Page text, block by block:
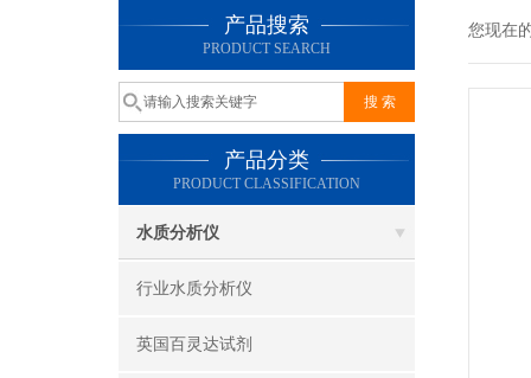
产品搜索
PRODUCT SEARCH
产品分类
PRODUCT CLASSIFICATION
水质分析仪
行业水质分析仪
英国百灵达试剂
您现在